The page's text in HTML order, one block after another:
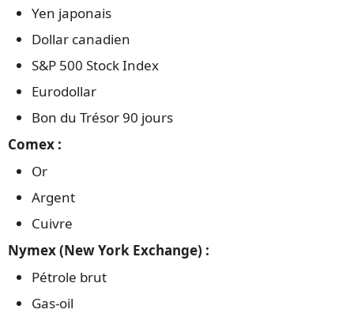
Yen japonais
Dollar canadien
S&P 500 Stock Index
Eurodollar
Bon du Trésor 90 jours
Comex :
Or
Argent
Cuivre
Nymex (New York Exchange) :
Pétrole brut
Gas-oil